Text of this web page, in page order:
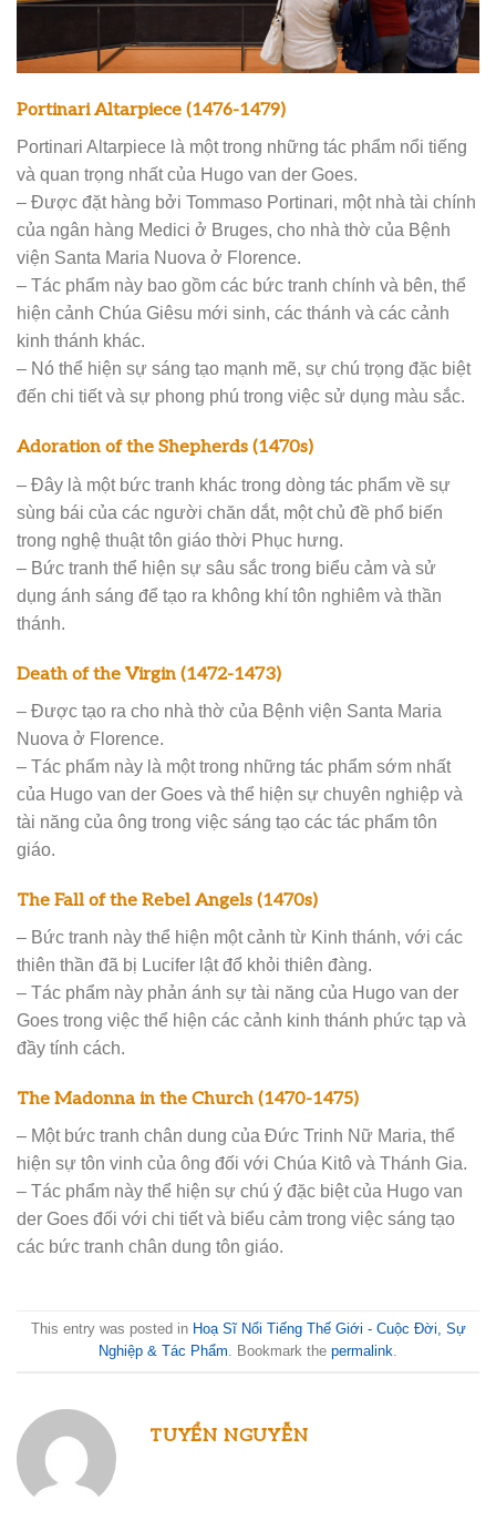
Portinari Altarpiece (1476-1479)
Portinari Altarpiece là một trong những tác phẩm nổi tiếng
và quan trọng nhất của Hugo van der Goes.
– Được đặt hàng bởi Tommaso Portinari, một nhà tài chính
của ngân hàng Medici ở Bruges, cho nhà thờ của Bệnh
viện Santa Maria Nuova ở Florence.
– Tác phẩm này bao gồm các bức tranh chính và bên, thể
hiện cảnh Chúa Giêsu mới sinh, các thánh và các cảnh
kinh thánh khác.
– Nó thể hiện sự sáng tạo mạnh mẽ, sự chú trọng đặc biệt
đến chi tiết và sự phong phú trong việc sử dụng màu sắc.
Adoration of the Shepherds (1470s)
– Đây là một bức tranh khác trong dòng tác phẩm về sự
sùng bái của các người chăn dắt, một chủ đề phổ biến
trong nghệ thuật tôn giáo thời Phục hưng.
– Bức tranh thể hiện sự sâu sắc trong biểu cảm và sử
dụng ánh sáng để tạo ra không khí tôn nghiêm và thần
thánh.
Death of the Virgin (1472-1473)
– Được tạo ra cho nhà thờ của Bệnh viện Santa Maria
Nuova ở Florence.
– Tác phẩm này là một trong những tác phẩm sớm nhất
của Hugo van der Goes và thể hiện sự chuyên nghiệp và
tài năng của ông trong việc sáng tạo các tác phẩm tôn
giáo.
The Fall of the Rebel Angels (1470s)
– Bức tranh này thể hiện một cảnh từ Kinh thánh, với các
thiên thần đã bị Lucifer lật đổ khỏi thiên đàng.
– Tác phẩm này phản ánh sự tài năng của Hugo van der
Goes trong việc thể hiện các cảnh kinh thánh phức tạp và
đầy tính cách.
The Madonna in the Church (1470-1475)
– Một bức tranh chân dung của Đức Trinh Nữ Maria, thể
hiện sự tôn vinh của ông đối với Chúa Kitô và Thánh Gia.
– Tác phẩm này thể hiện sự chú ý đặc biệt của Hugo van
der Goes đối với chi tiết và biểu cảm trong việc sáng tạo
các bức tranh chân dung tôn giáo.
This entry was posted in Hoạ Sĩ Nổi Tiếng Thế Giới - Cuộc Đời, Sự
Nghiệp & Tác Phẩm. Bookmark the permalink.
TUYỂN NGUYỄN